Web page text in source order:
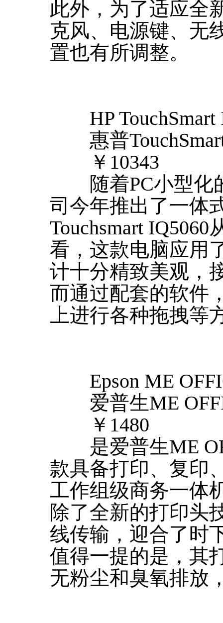
此外，为了适应全
克风、电源键、无
置也有所调整。
HP TouchSmart
惠普
￥10343
随着PC小型化
司今年推出了一体
Touchsmart
看，这款电脑应用
计十分精致美观，
而通过配套的软件
上进行各种拖拽等
Epson ME
爱普生ME
￥1480
是爱普生ME
款具备打印、复印
工作组级商务一体
除了全新的打印头
线传输，迎合了时
值得一提的是，其
无粉尘和臭氧排放